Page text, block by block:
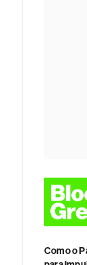
Como o